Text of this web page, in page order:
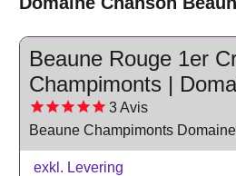
Beaune Rouge 1er
Champimonts |
3Avis
Beaune Champimonts
exkl. Levering